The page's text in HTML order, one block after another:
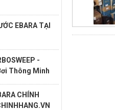
EBARA TẠI
-
Thông Minh
CHÍNH